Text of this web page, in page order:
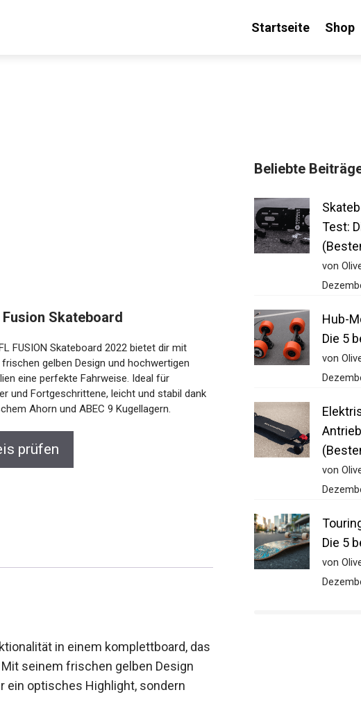
Startseite Shop
Fusion Skateboard
FUSION Skateboard 2022 bietet dir mit
gelben Design und hochwertigen
eine perfekte Fahrweise. Ideal für
und Fortgeschrittene, leicht und stabil dank
Ahorn und ABEC 9 Kugellagern.
prüfen
in einem komplettboard,
Mit seinem frischen gelben
nur ein optisches Highlight,
Beliebte Beiträge
Test:
von
Hub-
Die 5
von
von
Test:
von
meistverkauften Produkte im Sale bei Decathlon an!